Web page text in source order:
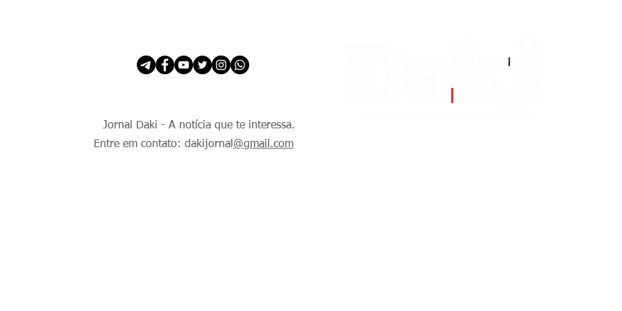
Jornal Daki - A notícia que te interessa.
Entre em contato: dakijornal @gmail.com